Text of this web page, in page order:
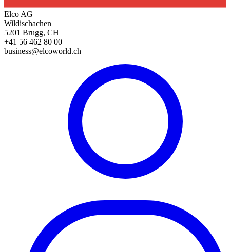
Elco AG
Wildischachen
5201 Brugg, CH
+41 56 462 80 00
business@elcoworld.ch